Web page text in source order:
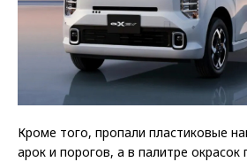
Кроме того, пропали пластиковые
арок и порогов, а в палитре